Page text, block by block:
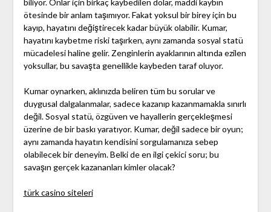
biliyor. Onlar için birkaç kaybedilen dolar, maddi kaybın
ötesinde bir anlam taşımıyor. Fakat yoksul bir birey için bu
kayıp, hayatını değiştirecek kadar büyük olabilir. Kumar,
hayatını kaybetme riski taşırken, aynı zamanda sosyal statü
mücadelesi haline gelir. Zenginlerin ayaklarının altında ezilen
yoksullar, bu savaşta genellikle kaybeden taraf oluyor.
Kumar oynarken, aklınızda beliren tüm bu sorular ve
duygusal dalgalanmalar, sadece kazanıp kazanmamakla sınırlı
değil. Sosyal statü, özgüven ve hayallerin gerçekleşmesi
üzerine de bir baskı yaratıyor. Kumar, değil sadece bir oyun;
aynı zamanda hayatın kendisini sorgulamanıza sebep
olabilecek bir deneyim. Belki de en ilgi çekici soru; bu
savaşın gerçek kazananları kimler olacak?
türk casino siteleri